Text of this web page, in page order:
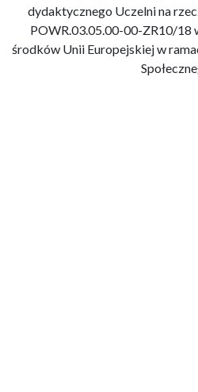
dydaktycznego Uczelni na
POWR.03.05.00-00-ZR10/18
środków Unii Europejskiej w